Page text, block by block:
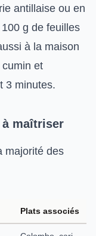
antillaise ou en
g de feuilles
à la maison
et
3 minutes.
maîtriser
majorité des
Plats associés